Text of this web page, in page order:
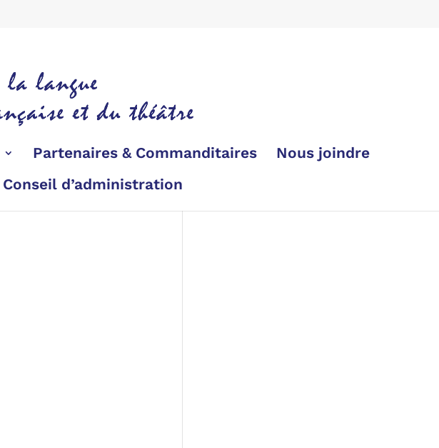
Partenaires & Commanditaires
Nous joindre
Conseil d’administration